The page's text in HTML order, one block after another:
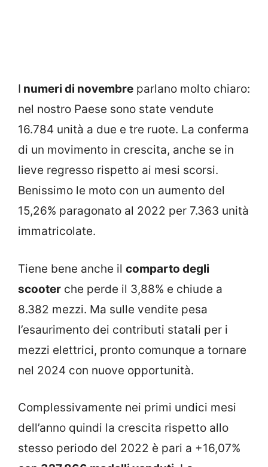
I numeri di novembre parlano molto chiaro:
nel nostro Paese sono state vendute
16.784 unità a due e tre ruote. La conferma
di un movimento in crescita, anche se in
lieve regresso rispetto ai mesi scorsi.
Benissimo le moto con un aumento del
15,26% paragonato al 2022 per 7.363 unità
immatricolate.
Tiene bene anche il comparto degli
scooter che perde il 3,88% e chiude a
8.382 mezzi. Ma sulle vendite pesa
l’esaurimento dei contributi statali per i
mezzi elettrici, pronto comunque a tornare
nel 2024 con nuove opportunità.
Complessivamente nei primi undici mesi
dell’anno quindi la crescita rispetto allo
stesso periodo del 2022 è pari a +16,07%